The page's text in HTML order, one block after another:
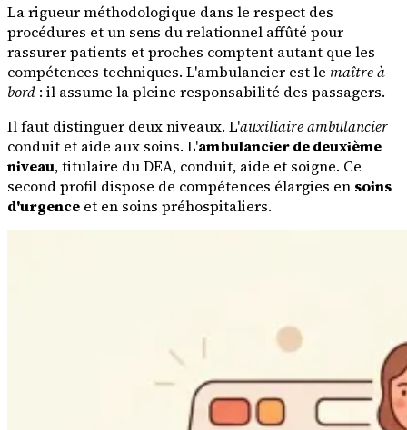
La rigueur méthodologique dans le respect des
procédures et un sens du relationnel affûté pour
rassurer patients et proches comptent autant que les
compétences techniques. L'ambulancier est le maître à
bord : il assume la pleine responsabilité des passagers.
Il faut distinguer deux niveaux. L'auxiliaire ambulancier
conduit et aide aux soins. L'ambulancier de deuxième
niveau, titulaire du DEA, conduit, aide et soigne. Ce
second profil dispose de compétences élargies en soins
d'urgence et en soins préhospitaliers.